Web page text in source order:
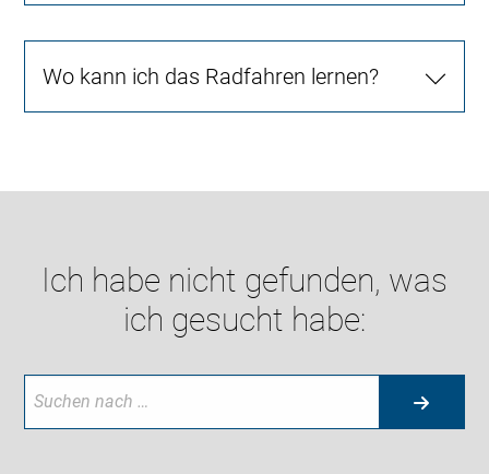
Wo kann ich das Radfahren lernen?
Ich habe nicht gefunden, was
ich gesucht habe: